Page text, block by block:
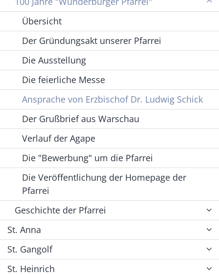
Übersicht
Der Gründungsakt unserer Pfarrei
Die Ausstellung
Die feierliche Messe
Ansprache von Erzbischof Dr. Ludwig Schick
Der Grußbrief aus Warschau
Verlauf der Agape
Die "Bewerbung" um die Pfarrei
Die Veröffentlichung der Homepage der
Pfarrei
Geschichte der Pfarrei
St. Anna
St. Gangolf
St. Heinrich